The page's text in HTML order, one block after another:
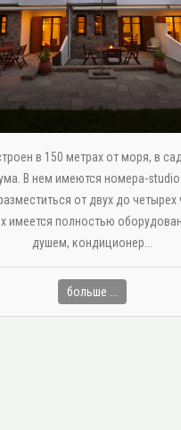
в 150 метрах от моря, в
В нем имеются номера-studio
от двух до четырех
полностью
душем, κондиционер...
больше ...